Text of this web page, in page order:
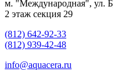
м. "Международная", ул.
2 этаж секция 29
(812) 642-92-33
(812) 939-42-48
info@aquacera.ru